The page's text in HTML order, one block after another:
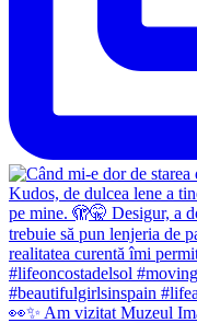
👀✨️ Am vizitat Muzeul